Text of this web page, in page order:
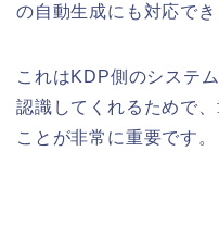
の自動生成にも対応でき
これはKDP側のシステ
認識してくれるためで
ことが非常に重要です。